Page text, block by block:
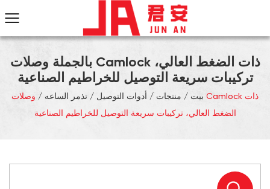
بالجملة وصلات Camlock ذات الضغط العالي،
تركيبات سريعة التوصيل للخراطيم الصناعية
بيت / منتجات / أدوات التوصيل / تذمر الساعه / وصلات Camlock ذات
الضغط العالي، تركيبات سريعة التوصيل للخراطيم الصناعية